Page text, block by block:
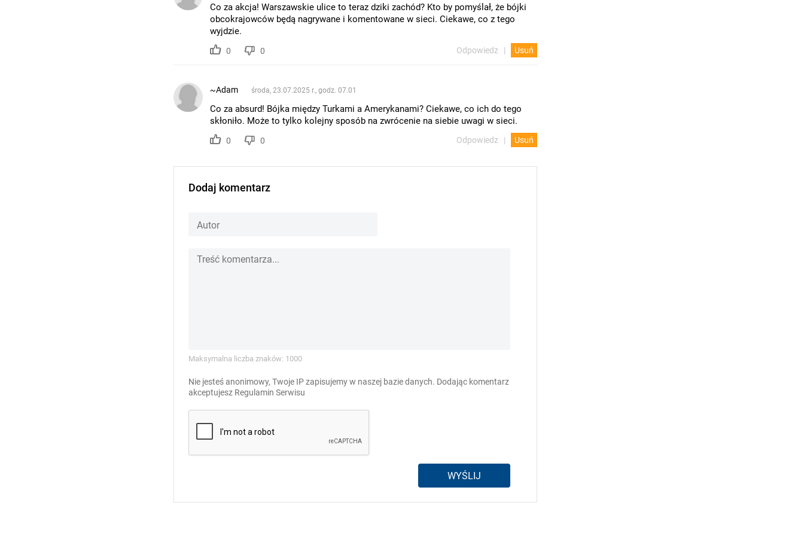
Co za akcja! Warszawskie ulice to teraz dziki zachód? Kto by pomyślał, że bójki
obcokrajowców będą nagrywane i komentowane w sieci. Ciekawe, co z tego
wyjdzie.
0 0 Odpowiedz Usuń
~Adam środa, 23.07.2025 r., godz. 07.01
Co za absurd! Bójka między Turkami a Amerykanami? Ciekawe, co ich do tego
skłoniło. Może to tylko kolejny sposób na zwrócenie na siebie uwagi w sieci.
0 0 Odpowiedz Usuń
Dodaj komentarz
Maksymalna liczba znaków: 1000
Nie jesteś anonimowy, Twoje IP zapisujemy w naszej bazie danych. Dodając komentarz
akceptujesz Regulamin Serwisu
WYŚLIJ